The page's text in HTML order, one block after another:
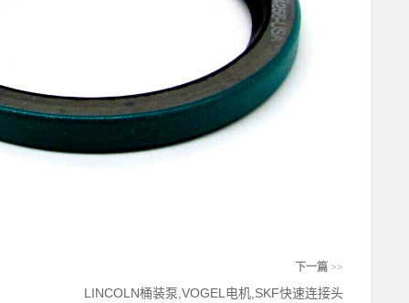
下一篇 >>
LINCOLN桶装泵,VOGEL电机,SKF快速连接头